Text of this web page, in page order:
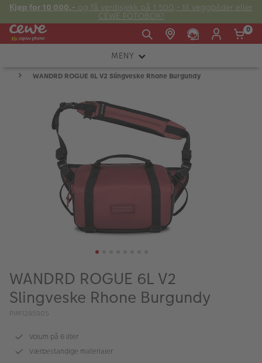
Kjøp for 10 000,- og få verdisjekk på 1 500,- til veggbilder eller
CEWE FOTOBOK!
Fre:
20:00
Søndag:
E-post:
kundeservice@japanphoto.no
0
MENY
KAMERA
FOTOTILBEHØR
LYS OG STUDIO
INSTANTFOTO
Kampanjer
Merker
Lagersalg
WANDRD ROGUE 6L V2 Slingveske Rhone Burgundy
WANDRD ROGUE 6L V2
Slingveske Rhone Burgundy
PIM1285905
Volum på 6 liter
Værbestandige materialer